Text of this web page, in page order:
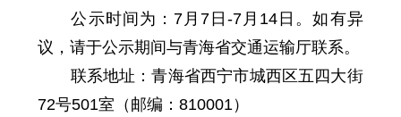
公示时间为：7月7日-7月14日。如有异
议，请于公示期间与青海省交通运输厅联系。
联系地址：青海省西宁市城西区五四大街
72号501室（邮编：810001）